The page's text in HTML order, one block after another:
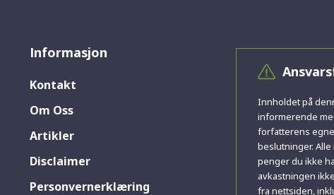
Informasjon
Kontakt
Om Oss
Artikler
Disclaimer
Personvernerklæring
Innholdet på
informerende
forfatterens
beslutninger.
penger du ikke
avkastningen
fra nettsiden,